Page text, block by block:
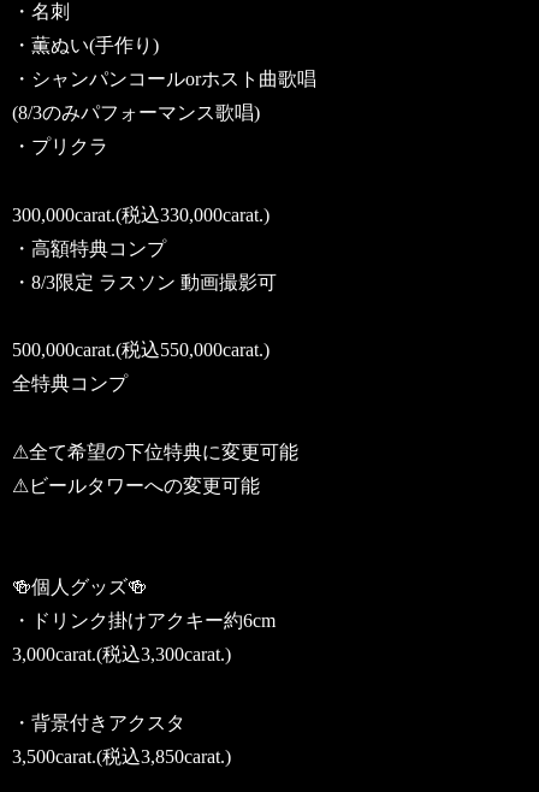
・名刺
・薫ぬい(手作り)
・シャンパンコールorホスト曲歌唱
(8/3のみパフォーマンス歌唱)
・プリクラ
300,000carat.(税込330,000carat.)
・高額特典コンプ
・8/3限定 ラスソン 動画撮影可
500,000carat.(税込550,000carat.)
全特典コンプ
⚠︎︎全て希望の下位特典に変更可能
⚠ビールタワーへの変更可能
🍻個人グッズ🍻
・ドリンク掛けアクキー約6cm
3,000carat.(税込3,300carat.)
・背景付きアクスタ
3,500carat.(税込3,850carat.)